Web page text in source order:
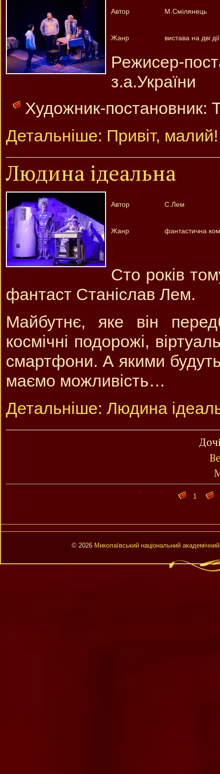
Автор М.Смілянець
Жанр вистава на дві дії
Режисер-
з.а.України
Художник-постановник:
Детальніше: Привіт, малий!
Людина ідеальна
Автор С.Лем
Жанр фантастична
Сто років
фантаст Станіслав Лем.
Майбутнє, яке він
космічні подорожі,
смартфони. А якими
маємо можливість…
Детальніше: Людина
1
© 2026 Миколаївський національний